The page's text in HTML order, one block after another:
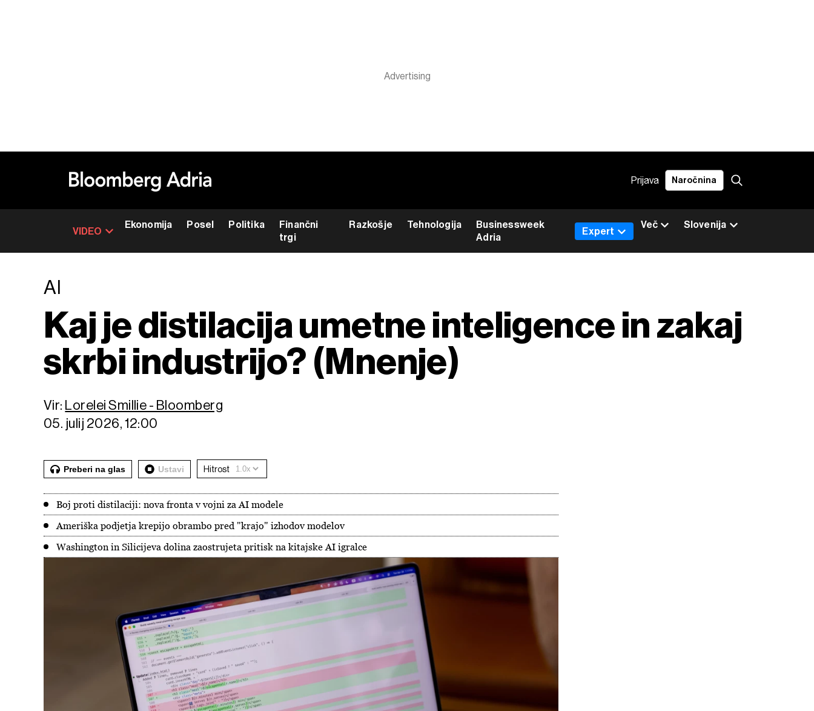
Prijava Naročnina
VIDEO
Ekonomija Posel Politika
Finančni
trgi
Razkošje Tehnologija
Businessweek
Adria
Slovenija
Expert
Več
AI
Kaj je distilacija umetne inteligence in zakaj
skrbi industrijo? (Mnenje)
Vir: Lorelei Smillie - Bloomberg
05. julij 2026, 12:00
Preberi na glas Ustavi Hitrost
Boj proti distilaciji: nova fronta v vojni za AI modele
Ameriška podjetja krepijo obrambo pred "krajo" izhodov modelov
Washington in Silicijeva dolina zaostrujeta pritisk na kitajske AI igralce